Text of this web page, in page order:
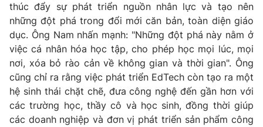
thông tin từ website này.
thúc đẩy sự phát triển nguồn nhân lực và tạo nên
những đột phá trong đổi mới căn bản, toàn diện giáo
dục. Ông Nam nhấn mạnh: "Những đột phá này nằm ở
việc cá nhân hóa học tập, cho phép học mọi lúc, mọi
nơi, xóa bỏ rào cản về không gian và thời gian". Ông
cũng chỉ ra rằng việc phát triển EdTech còn tạo ra một
hệ sinh thái chặt chẽ, đưa công nghệ đến gần hơn với
các trường học, thầy cô và học sinh, đồng thời giúp
các doanh nghiệp và đơn vị phát triển sản phẩm công